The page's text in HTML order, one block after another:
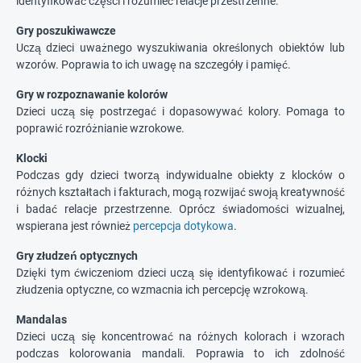
Gry poszukiwawcze
Uczą dzieci uważnego wyszukiwania określonych obiektów lub
wzorów. Poprawia to ich uwagę na szczegóły i pamięć.
Gry w rozpoznawanie kolorów
Dzieci uczą się postrzegać i dopasowywać kolory. Pomaga to
poprawić rozróżnianie wzrokowe.
Klocki
Podczas gdy dzieci tworzą indywidualne obiekty z klocków o
różnych kształtach i fakturach, mogą rozwijać swoją kreatywność
i badać relacje przestrzenne. Oprócz świadomości wizualnej,
wspierana jest również percepcja dotykowa.
Gry złudzeń optycznych
Dzięki tym ćwiczeniom dzieci uczą się identyfikować i rozumieć
złudzenia optyczne, co wzmacnia ich percepcję wzrokową.
Mandalas
Dzieci uczą się koncentrować na różnych kolorach i wzorach
podczas kolorowania mandali. Poprawia to ich zdolność